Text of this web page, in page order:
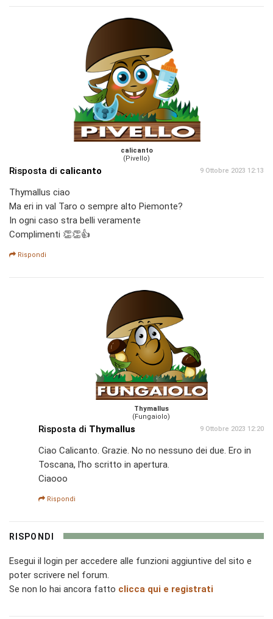
calicanto
(Pivello)
Risposta di calicanto 9 Ottobre 2023 12:13
Thymallus ciao
Ma eri in val Taro o sempre alto Piemonte?
In ogni caso stra belli veramente
Complimenti 👏👏👍
Rispondi
Thymallus
(Fungaiolo)
Risposta di Thymallus 9 Ottobre 2023 12:20
Ciao Calicanto. Grazie. No no nessuno dei due. Ero in
Toscana, l'ho scritto in apertura.
Ciaooo
Rispondi
RISPONDI
Esegui il login per accedere alle funzioni aggiuntive del sito e
poter scrivere nel forum.
Se non lo hai ancora fatto clicca qui e registrati